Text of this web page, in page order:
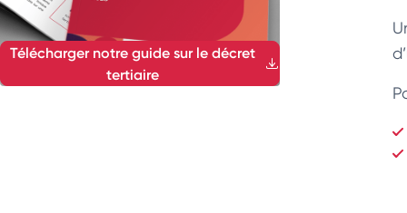
Télécharger notre guide sur le décret
tertiaire